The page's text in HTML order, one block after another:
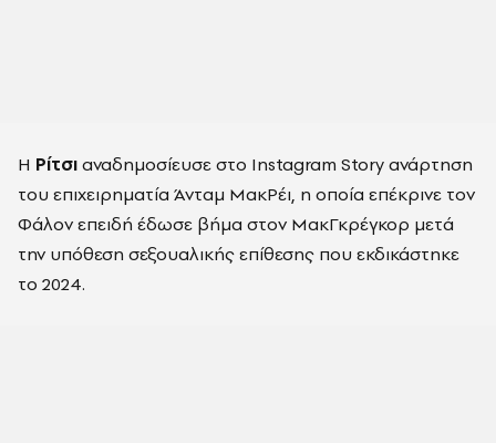
Η Ρίτσιαναδημοσίευσε στο Instagram Story ανάρτηση
του επιχειρηματία Άνταμ ΜακΡέι, η οποία επέκρινε τον
Φάλον επειδή έδωσε βήμα στον ΜακΓκρέγκορ μετά
την υπόθεση σεξουαλικής επίθεσης που εκδικάστηκε
το 2024.